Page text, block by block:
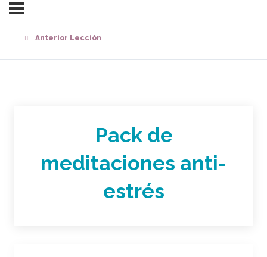
Anterior Lección
Pack de
meditaciones anti-
estrés